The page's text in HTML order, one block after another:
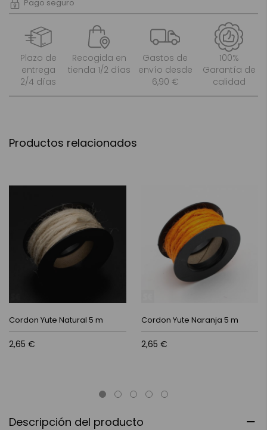
Pago seguro
Plazo de
entrega
2/4 días
Recogida en
tienda 1/2 días
Gastos de
envío desde
6,90 €
100%
Garantía de
calidad
Descripción del producto
Productos relacionados
Cordon Yute Natural 5 m
2,65 €
Cordon Yute Naranja 5 m
2,65 €